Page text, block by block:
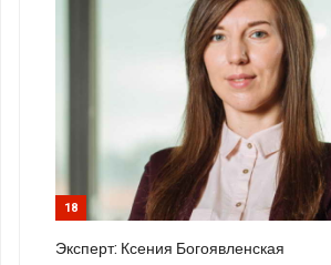
18
Эксперт: Ксения Богоявленская